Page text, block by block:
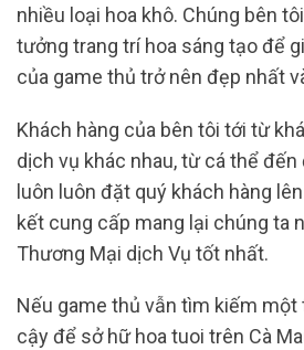
nhiều loại hoa khô. Chúng bên
tưởng trang trí hoa sáng tạo để
của game thủ trở nên đẹp nhất
Khách hàng của bên tôi tới từ
dịch vụ khác nhau, từ cá thể đến
luôn luôn đặt quý khách hàng
kết cung cấp mang lại chúng ta
Thương Mại dịch Vụ tốt nhất.
Nếu game thủ vẫn tìm kiếm một
cậy để sở hữ hoa tuoi trên Cà